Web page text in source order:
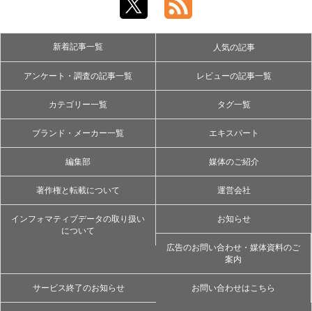
新着記事一覧 人気の記事
アンケート・調査の記事一覧 レビューの記事一覧
カテゴリー一覧 タグ一覧
ブランド・メーカー一覧 エキスパート
編集部 媒体のご紹介
著作権と転載について 運営会社
インフォマティブデータの取り扱い
について
お知らせ
広告のお問い合わせ・媒体資料のご
案内
サービス終了のお知らせ お問い合わせはこちら